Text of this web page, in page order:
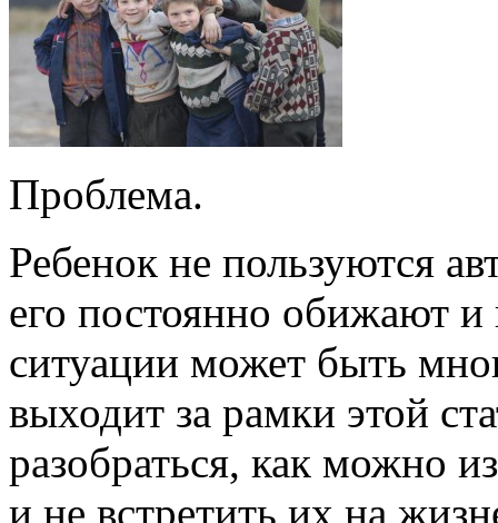
Проблема.
Ребенок не пользуются
его постоянно обижают
ситуации может быть
выходит за рамки этой
разобраться, как можно
и не встретить их на